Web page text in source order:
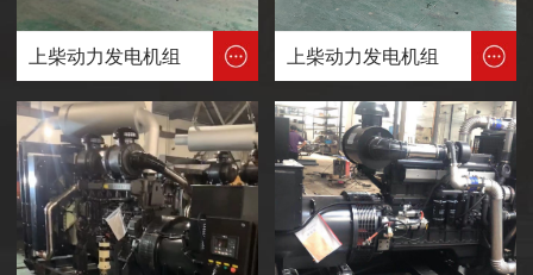
上柴动力发电机组 上柴动力发电机组